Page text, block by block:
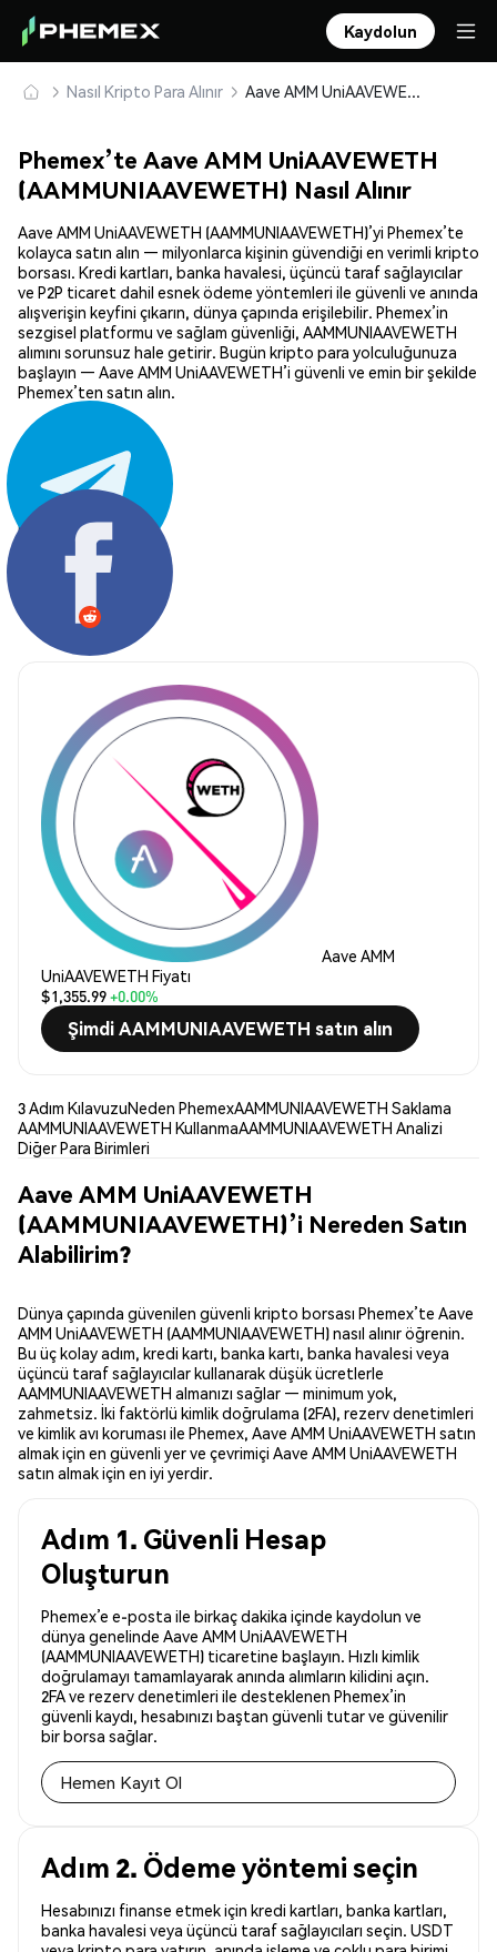
Kaydolun
Nasıl Kripto Para Alınır Aave AMM UniAAVEWETH (AAMMUNIAAVEWETH) Güvenle Satın Alın ve Saklayın
Phemex’te Aave AMM UniAAVEWETH
(AAMMUNIAAVEWETH) Nasıl Alınır
Aave AMM UniAAVEWETH (AAMMUNIAAVEWETH)’yi Phemex’te
kolayca satın alın — milyonlarca kişinin güvendiği en verimli kripto
borsası. Kredi kartları, banka havalesi, üçüncü taraf sağlayıcılar
ve P2P ticaret dahil esnek ödeme yöntemleri ile güvenli ve anında
alışverişin keyfini çıkarın, dünya çapında erişilebilir. Phemex’in
sezgisel platformu ve sağlam güvenliği, AAMMUNIAAVEWETH
alımını sorunsuz hale getirir. Bugün kripto para yolculuğunuza
başlayın — Aave AMM UniAAVEWETH’i güvenli ve emin bir şekilde
Phemex’ten satın alın.
Paylaş:
Aave AMM
UniAAVEWETH Fiyatı
$1,355.99+0.00%
Şimdi AAMMUNIAAVEWETH satın alın
3 Adım KılavuzuNeden PhemexAAMMUNIAAVEWETH Saklama
AAMMUNIAAVEWETH KullanmaAAMMUNIAAVEWETH Analizi
Diğer Para Birimleri
Aave AMM UniAAVEWETH
(AAMMUNIAAVEWETH)’i Nereden Satın
Alabilirim?
Dünya çapında güvenilen güvenli kripto borsası Phemex’te Aave
AMM UniAAVEWETH (AAMMUNIAAVEWETH) nasıl alınır öğrenin.
Bu üç kolay adım, kredi kartı, banka kartı, banka havalesi veya
üçüncü taraf sağlayıcılar kullanarak düşük ücretlerle
AAMMUNIAAVEWETH almanızı sağlar — minimum yok,
zahmetsiz. İki faktörlü kimlik doğrulama (2FA), rezerv denetimleri
ve kimlik avı koruması ile Phemex, Aave AMM UniAAVEWETH satın
almak için en güvenli yer ve çevrimiçi Aave AMM UniAAVEWETH
satın almak için en iyi yerdir.
Adım 1. Güvenli Hesap
Oluşturun
Phemex’e e-posta ile birkaç dakika içinde kaydolun ve
dünya genelinde Aave AMM UniAAVEWETH
(AAMMUNIAAVEWETH) ticaretine başlayın. Hızlı kimlik
doğrulamayı tamamlayarak anında alımların kilidini açın.
2FA ve rezerv denetimleri ile desteklenen Phemex’in
güvenli kaydı, hesabınızı baştan güvenli tutar ve güvenilir
bir borsa sağlar.
Hemen Kayıt Ol
Adım 2. Ödeme yöntemi seçin
Hesabınızı finanse etmek için kredi kartları, banka kartları,
banka havalesi veya üçüncü taraf sağlayıcıları seçin. USDT